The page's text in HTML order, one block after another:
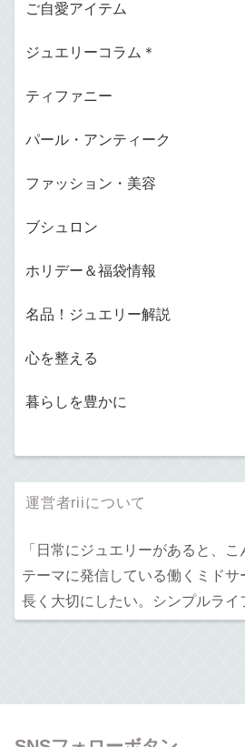
ご自愛アイテム
ジュエリーコラム＊
ティファニー
パール・アンティーク
ファッション・美容
ブシュロン
ホリデー＆福袋情報
名品！ジュエリー解説
心を整える
暮らしを豊かに
運営者riiについて
「日常にジュエリーがあると、
テーマに発信している働くミドサ
長く大切にしたい。シンプルライ